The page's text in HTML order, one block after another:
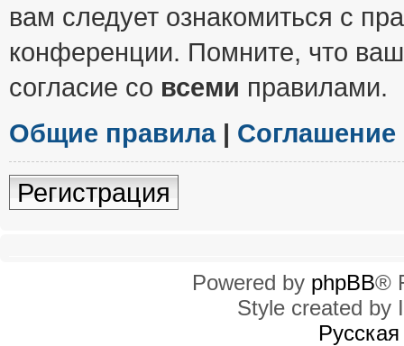
вам следует ознакомиться с
конференции. Помните, что
согласие со всеми правилами.
Общие правила|
Регистрация
Powered by phpBB®
Style created by